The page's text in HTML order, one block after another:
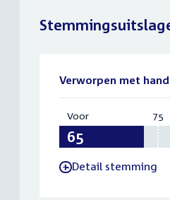
Verworpen met
Voor:
75
-Detail stemming